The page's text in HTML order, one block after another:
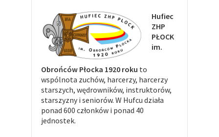
Hufiec
ZHP
PŁOCK
im.
Obrońców Płocka 1920 roku to
wspólnota zuchów, harcerzy, harcerzy
starszych, wędrowników, instruktorów,
starszyzny i seniorów. W Hufcu działa
ponad 600 członków i ponad 40
jednostek.